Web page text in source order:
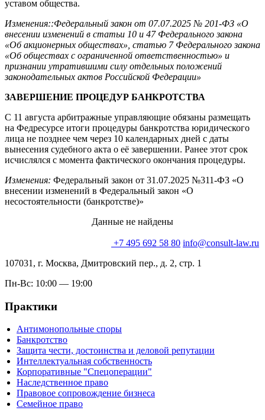
уставом общества.
Изменения::Федеральный закон от 07.07.2025 № 201-ФЗ «О
внесении изменений в статьи 10 и 47 Федерального закона
«Об акционерных обществах», статью 7 Федерального закона
«Об обществах с ограниченной ответственностью» и
признании утратившими силу отдельных положений
законодательных актов Российской Федерации»
ЗАВЕРШЕНИЕ ПРОЦЕДУР БАНКРОТСТВА
С 11 августа арбитражные управляющие обязаны размещать
на Федресурсе итоги процедуры банкротства юридического
лица не позднее чем через 10 календарных дней с даты
вынесения судебного акта о её завершении. Ранее этот срок
исчислялся с момента фактического окончания процедуры.
Изменения: Федеральный закон от 31.07.2025 №311-ФЗ «О
внесении изменений в Федеральный закон «О
несостоятельности (банкротстве)»
Данные не найдены
+7 495 692 58 80 info@consult-law.ru
107031, г. Москва, Дмитровский пер., д. 2, стр. 1
Пн-Вс: 10:00 — 19:00
Практики
Антимонопольные споры
Банкротство
Защита чести, достоинства и деловой репутации
Интеллектуальная собственность
Корпоративные "Спецоперации"
Наследственное право
Правовое сопровождение бизнеса
Семейное право